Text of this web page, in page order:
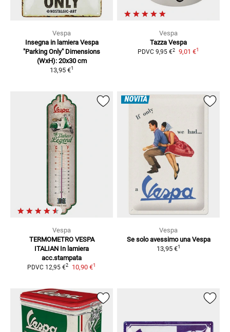
Vespa
Insegna in lamiera Vespa
"Parking Only" Dimensions
(WxH): 20x30 cm
13,95 €1
Vespa
Tazza Vespa
PDVC 9,95 €2 9,01 €1
Vespa
TERMOMETRO VESPA
ITALIAN In lamiera
acc.stampata
PDVC 12,95 €2 10,90 €1
NOVITÀ
Vespa
Se solo avessimo una Vespa
13,95 €1